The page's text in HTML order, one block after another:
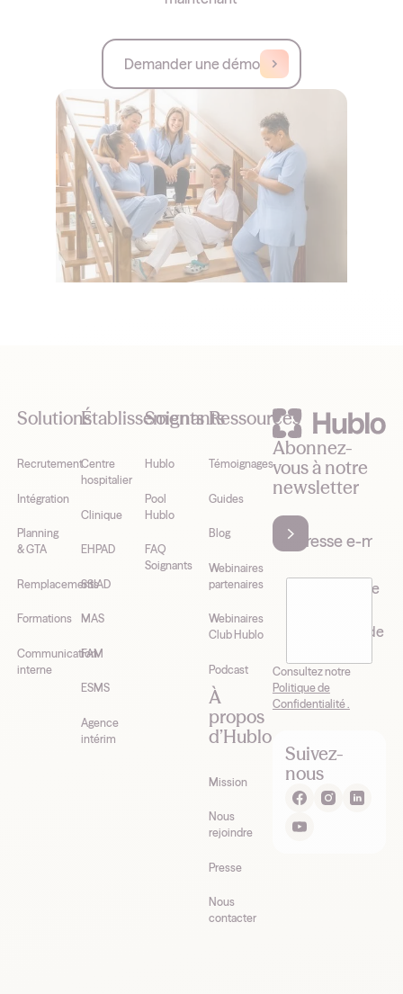
Demander une démo
Solutions
Recrutement
Intégration
Planning
& GTA
Remplacements
Formations
Communication
interne
Établissements
Centre
hospitalier
Clinique
EHPAD
SSIAD
MAS
FAM
ESMS
Agence
intérim
Soignants
Hublo
Pool
Hublo
FAQ
Soignants
Ressources
Témoignages
Guides
Blog
Webinaires
partenaires
Webinaires
Club Hublo
Podcast
À
propos
d’Hublo
Mission
Nous
rejoindre
Presse
Nous
contacter
Abonnez-
vous à notre
newsletter
J’accepte de
newsletter de
Consultez notre
Politique de
Confidentialité .
Suivez-
nous